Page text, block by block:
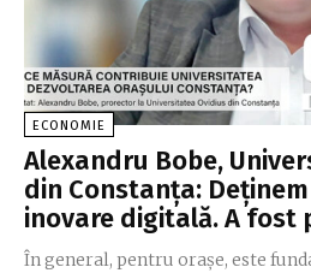
ECONOMIE
Alexandru Bobe,
din Constanţa:
inovare digitală. A fost
În general, pentru oraşe, este